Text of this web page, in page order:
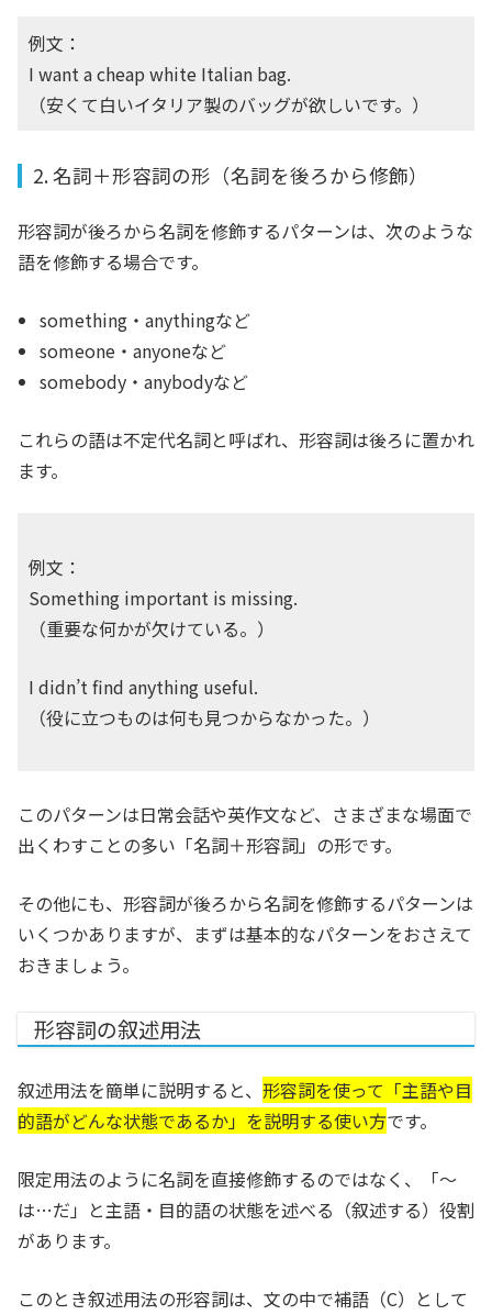
例文：
I want a cheap white Italian bag.
（安くて白いイタリア製のバッグが欲しいです。）
2. 名詞＋形容詞の形（名詞を後ろから修飾）
形容詞が後ろから名詞を修飾するパターンは、次のような
語を修飾する場合です。
something・anythingなど
someone・anyoneなど
somebody・anybodyなど
これらの語は不定代名詞と呼ばれ、形容詞は後ろに置かれ
ます。
例文：
Something important is missing.
（重要な何かが欠けている。）
I didn’t find anything useful.
（役に立つものは何も見つからなかった。）
このパターンは日常会話や英作文など、さまざまな場面で
出くわすことの多い「名詞＋形容詞」の形です。
その他にも、形容詞が後ろから名詞を修飾するパターンは
いくつかありますが、まずは基本的なパターンをおさえて
おきましょう。
形容詞の叙述用法
叙述用法を簡単に説明すると、 形容詞を使って「主語や目
的語がどんな状態であるか」を説明する使い方です。
限定用法のように名詞を直接修飾するのではなく、「〜
は…だ」と主語・目的語の状態を述べる（叙述する）役割
があります。
このとき叙述用法の形容詞は、文の中で補語（C）として